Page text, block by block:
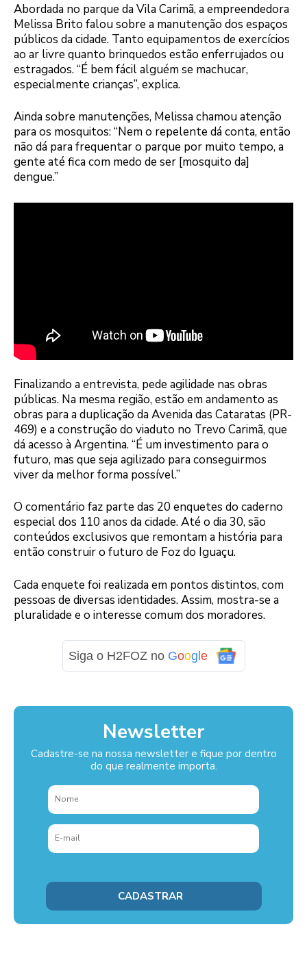
Abordada no parque da Vila Carimã, a empreendedora
Melissa Brito falou sobre a manutenção dos espaços
públicos da cidade. Tanto equipamentos de exercícios
ao ar livre quanto brinquedos estão enferrujados ou
estragados. “É bem fácil alguém se machucar,
especialmente crianças”, explica.
Ainda sobre manutenções, Melissa chamou atenção
para os mosquitos: “Nem o repelente dá conta, então
não dá para frequentar o parque por muito tempo, a
gente até fica com medo de ser [mosquito da]
dengue.”
Finalizando a entrevista, pede agilidade nas obras
públicas. Na mesma região, estão em andamento as
obras para a duplicação da Avenida das Cataratas (PR-
469) e a construção do viaduto no Trevo Carimã, que
dá acesso à Argentina. “É um investimento para o
futuro, mas que seja agilizado para conseguirmos
viver da melhor forma possível.”
O comentário faz parte das 20 enquetes do caderno
especial dos 110 anos da cidade. Até o dia 30, são
conteúdos exclusivos que remontam a história para
então construir o futuro de Foz do Iguaçu.
Cada enquete foi realizada em pontos distintos, com
pessoas de diversas identidades. Assim, mostra-se a
pluralidade e o interesse comum dos moradores.
Siga o H2FOZ no Goog e
Newsletter
Cadastre-se na nossa newsletter e fique por dentro
do que realmente importa.